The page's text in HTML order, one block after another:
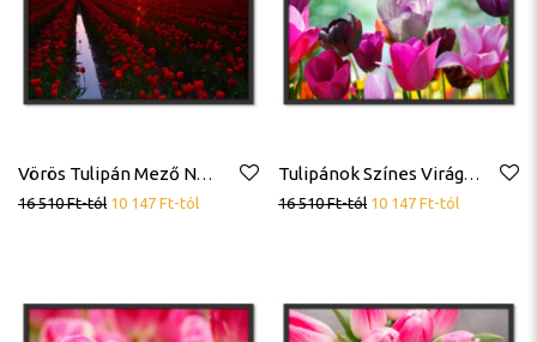
Vörös Tulipán Mező Napsugár Tájkép Poszter
16 510Ft-tól 10 147 Ft-tól
Tulipánok Színes Virágok Poszter
16 510Ft-tól 10 147 Ft-tól